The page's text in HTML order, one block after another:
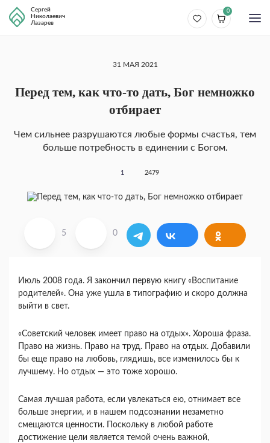
Сергей
Николаевич
Лазарев
0
31 МАЯ 2021
Перед тем, как что-то дать, Бог немножко
отбирает
Чем сильнее разрушаются любые формы счастья, тем
больше потребность в единении с Бо­гом.
1 2479
5 0
Июль 2008 года. Я закончил первую книгу «Воспитание
родителей». Она уже ушла в типо­графию и скоро должна
выйти в свет.
«Советский человек имеет право на отдых». Хо­роша фраза.
Право на жизнь. Право на труд. Пра­во на отдых. Добавили
бы еще право на любовь, глядишь, все изменилось бы к
лучшему. Но от­дых — это тоже хорошо.
Самая лучшая работа, если увлекаться ею, от­нимает все
больше энергии, и в нашем подсозна­нии незаметно
смещаются ценности. Поскольку в любой работе
достижение цели является темой очень важной,